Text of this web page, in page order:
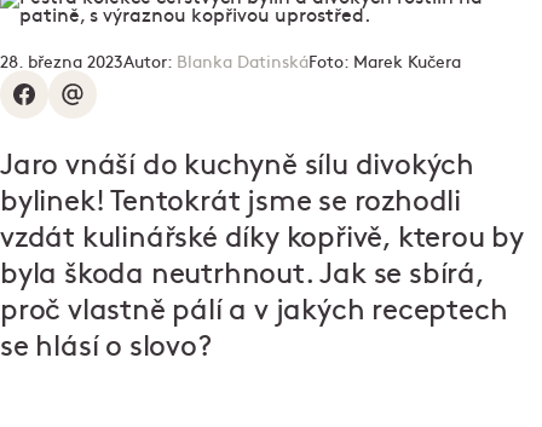
28. března 2023Autor: Blanka DatinskáFoto: Marek Kučera
Jaro vnáší do kuchyně sílu divokých
bylinek! Tentokrát jsme se rozhodli
vzdát kulinářské díky kopřivě, kterou by
byla škoda neutrhnout. Jak se sbírá,
proč vlastně pálí a v jakých receptech
se hlásí o slovo?